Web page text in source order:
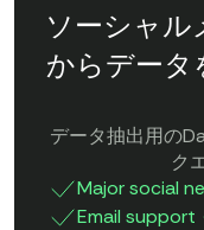
ソーシャル
からデータ
データ抽出用の
ク
Major social
Email support